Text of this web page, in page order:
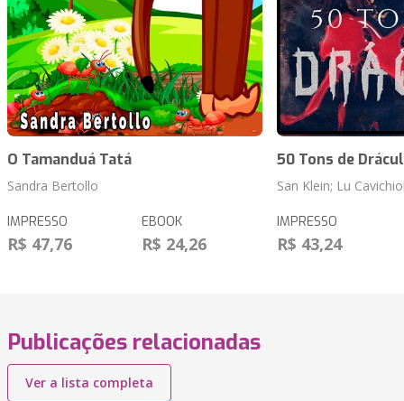
O Tamanduá Tatá
Sandra Bertollo
IMPRESSO
R$ 47,76
EBOOK
R$ 24,26
50 Tons de
San Klein; Lu
IMPRESSO
R$ 43,24
Publicações relacionadas
Ver a lista completa